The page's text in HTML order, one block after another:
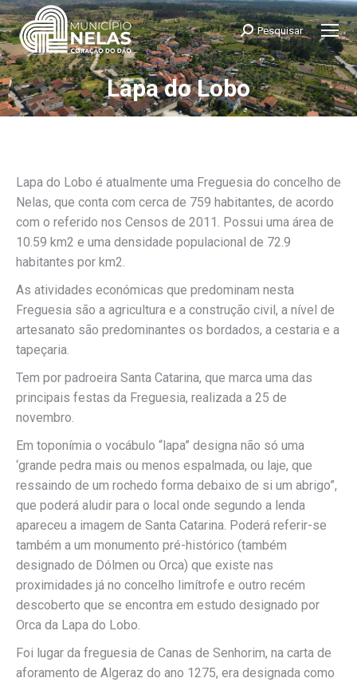
Search:
Pesquisar
Lapa do Lobo
You are here:
Lapa do Lobo é atualmente uma Freguesia do concelho de
Nelas, que conta com cerca de 759 habitantes, de acordo
com o referido nos Censos de 2011. Possui uma área de
10.59 km2 e uma densidade populacional de 72.9
habitantes por km2.
As atividades económicas que predominam nesta
Freguesia são a agricultura e a construção civil, a nível de
artesanato são predominantes os bordados, a cestaria e a
tapeçaria.
Tem por padroeira Santa Catarina, que marca uma das
principais festas da Freguesia, realizada a 25 de
novembro.
Em toponímia o vocábulo “lapa” designa não só uma
‘grande pedra mais ou menos espalmada, ou laje, que
ressaindo de um rochedo forma debaixo de si um abrigo”,
que poderá aludir para o local onde segundo a lenda
apareceu a imagem de Santa Catarina. Poderá referir-se
também a um monumento pré-histórico (também
designado de Dólmen ou Orca) que existe nas
proximidades já no concelho limítrofe e outro recém
descoberto que se encontra em estudo designado por
Orca da Lapa do Lobo.
Foi lugar da freguesia de Canas de Senhorim, na carta de
aforamento de Algeraz do ano 1275, era designada como